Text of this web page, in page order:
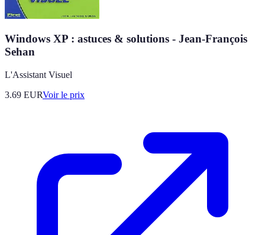
Windows XP : astuces & solutions - Jean-François
Sehan
L'Assistant Visuel
3.69 EURVoir le prix